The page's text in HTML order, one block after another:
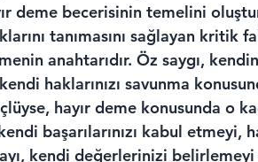
deme becerisinin temelini
tanımasını sağlayan kritik
anahtarıdır. Öz saygı,
haklarınızı savunma
hayır deme konusunda o
başarılarınızı kabul etmeyi,
kendi değerlerinizi